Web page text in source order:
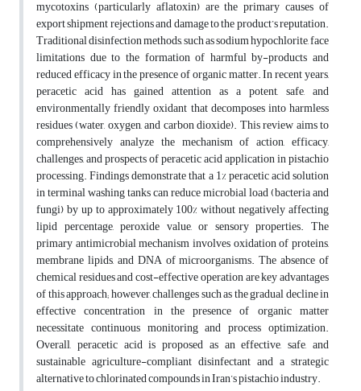
mycotoxins (particularly aflatoxin) are the primary causes of
export shipment rejections and damage to the product’s reputation.
Traditional disinfection methods, such as sodium hypochlorite, face
limitations due to the formation of harmful by-products and
reduced efficacy in the presence of organic matter. In recent years,
peracetic acid has gained attention as a potent, safe, and
environmentally friendly oxidant that decomposes into harmless
residues (water, oxygen, and carbon dioxide). This review aims to
comprehensively analyze the mechanism of action, efficacy,
challenges, and prospects of peracetic acid application in pistachio
processing. Findings demonstrate that a 1% peracetic acid solution
in terminal washing tanks can reduce microbial load (bacteria and
fungi) by up to approximately 100% without negatively affecting
lipid percentage, peroxide value, or sensory properties. The
primary antimicrobial mechanism involves oxidation of proteins,
membrane lipids, and DNA of microorganisms. The absence of
chemical residues and cost-effective operation are key advantages
of this approach; however, challenges such as the gradual decline in
effective concentration in the presence of organic matter
necessitate continuous monitoring and process optimization.
Overall, peracetic acid is proposed as an effective, safe, and
sustainable agriculture-compliant disinfectant and a strategic
alternative to chlorinated compounds in Iran’s pistachio industry.